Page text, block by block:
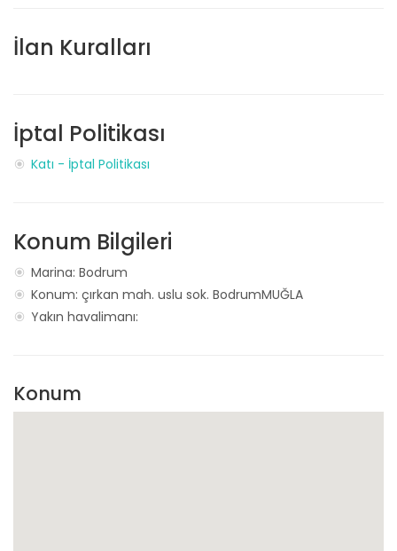
İlan Kuralları
İptal Politikası
Katı - İptal Politikası
Konum Bilgileri
Marina: Bodrum
Konum: çırkan mah. uslu sok. BodrumMUĞLA
Yakın havalimanı:
Konum